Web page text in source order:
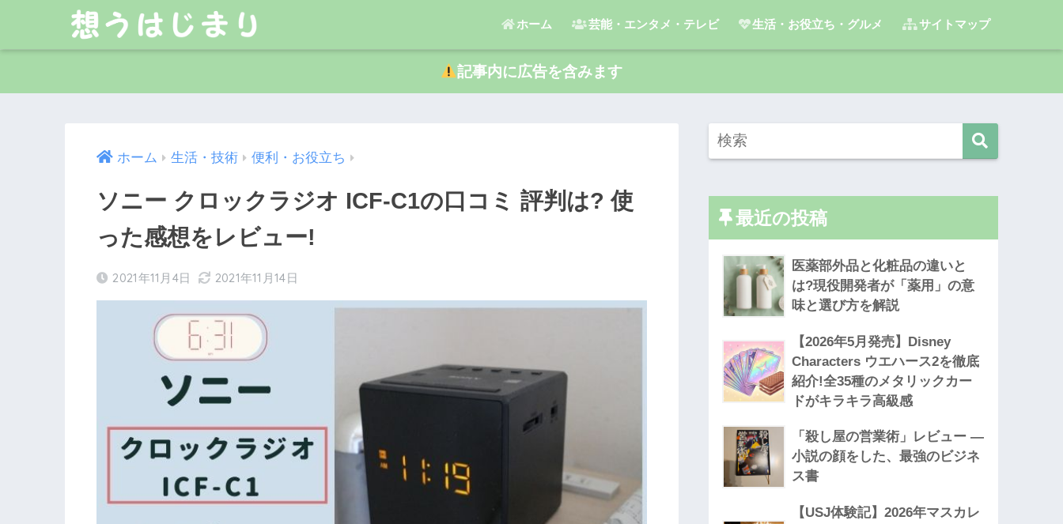
ホーム 芸能・エンタメ・テレビ 生活・お役立ち・グルメ サイトマップ
記事内に広告を含みます
ホーム 生活・技術 便利・お役立ち
ソニー クロックラジオ ICF-C1の口コミ 評判は? 使
った感想をレビュー!
2021年11月4日 2021年11月14日
最近の投稿
医薬部外品と化粧品の違いと
は?現役開発者が「薬用」の意
味と選び方を解説
【2026年5月発売】Disney
Characters ウエハース2を徹底
紹介!全35種のメタリックカー
ドがキラキラ高級感
「殺し屋の営業術」レビュー —
小説の顔をした、最強のビジネ
ス書
【USJ体験記】2026年マスカレ